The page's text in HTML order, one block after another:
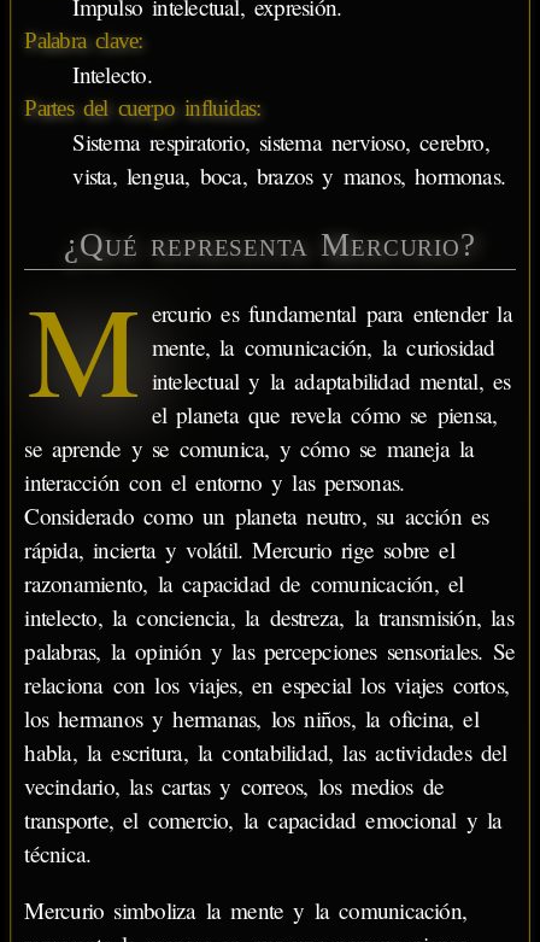
Impulso intelectual, expresión.
Palabra clave:
Intelecto.
Partes del cuerpo influidas:
Sistema respiratorio, sistema nervioso, cerebro,
vista, lengua, boca, brazos y manos, hormonas.
¿Qué representa Mercurio?
M ercurio es fundamental para entender la
mente, la comunicación, la curiosidad
intelectual y la adaptabilidad mental, es
el planeta que revela cómo se piensa,
se aprende y se comunica, y cómo se maneja la
interacción con el entorno y las personas.
Considerado como un planeta neutro, su acción es
rápida, incierta y volátil. Mercurio rige sobre el
razonamiento, la capacidad de comunicación, el
intelecto, la conciencia, la destreza, la transmisión, las
palabras, la opinión y las percepciones sensoriales. Se
relaciona con los viajes, en especial los viajes cortos,
los hermanos y hermanas, los niños, la oficina, el
habla, la escritura, la contabilidad, las actividades del
vecindario, las cartas y correos, los medios de
transporte, el comercio, la capacidad emocional y la
técnica.
Mercurio simboliza la mente y la comunicación,